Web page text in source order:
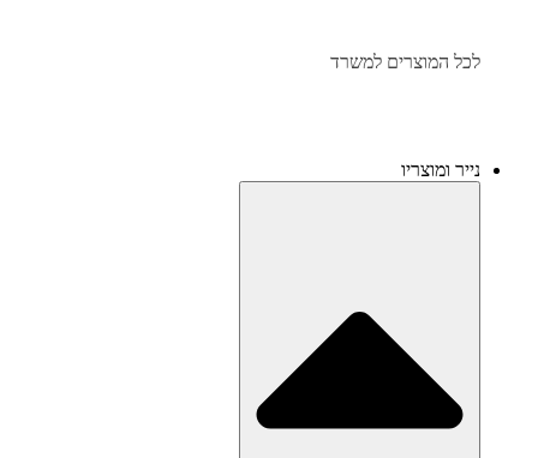
לכל המוצרים למשרד
נייר ומוצריו